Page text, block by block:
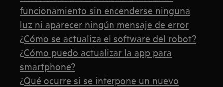
funcionamiento sin encenderse ninguna
luz ni aparecer ningún mensaje de error
¿Cómo se actualiza el software del robot?
¿Cómo puedo actualizar la app para
smartphone?
¿Qué ocurre si se interpone un nuevo